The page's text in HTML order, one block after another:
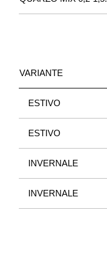
VARIANTE
ESTIVO
ESTIVO
INVERNALE
INVERNALE